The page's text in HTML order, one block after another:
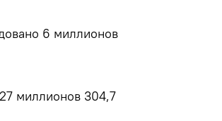
6 миллионов
миллионов 304,7